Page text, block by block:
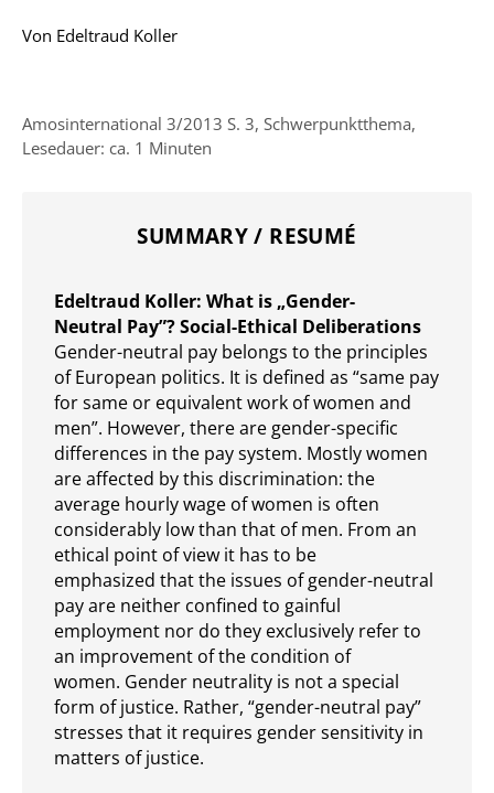
Von Edeltraud Koller
Amosinternational 3/2013 S. 3, Schwerpunktthema,
Lesedauer: ca. 1 Minuten
SUMMARY / RESUMÉ
Edeltraud Koller: What is „Gender-
Neutral Pay”? Social-Ethical Deliberations
Gender-neutral pay belongs to the principles
of European politics. It is defined as “same pay
for same or equivalent work of women and
men”. However, there are gender-specific
differences in the pay system. Mostly women
are affected by this discrimination: the
average hourly wage of women is often
considerably low than that of men. From an
ethical point of view it has to be
emphasized that the issues of gender-neutral
pay are neither confined to gainful
employment nor do they exclusively refer to
an improvement of the condition of
women. Gender neutrality is not a special
form of justice. Rather, “gender-neutral pay”
stresses that it requires gender sensitivity in
matters of justice.